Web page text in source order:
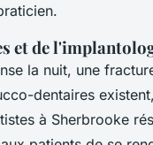
et de
la nuit, une
dentaires
à Sherbrooke